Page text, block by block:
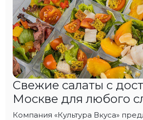
Свежие салаты с
Москве для любого
Компания «Культура Вкуса»